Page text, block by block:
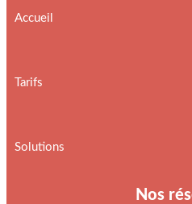
Accueil
Tarifs
Solutions
Nos